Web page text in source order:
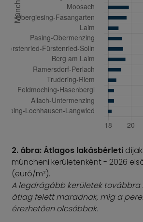
2. ábra: Átlagos lakásbérleti
müncheni kerületenként - 2026
(euró/m²).
A legdrágább kerületek továbbra
átlag felett maradnak, míg a
érezhetően olcsóbbak.